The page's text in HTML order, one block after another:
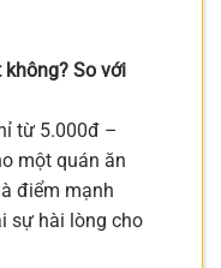
So với
từ 5.000đ –
một quán ăn
điểm mạnh
sự hài lòng cho